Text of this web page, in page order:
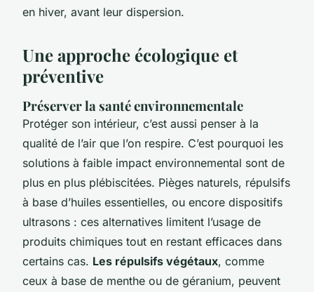
en hiver, avant leur dispersion.
Une approche écologique et
préventive
Préserver la santé environnementale
Protéger son intérieur, c’est aussi penser à la
qualité de l’air que l’on respire. C’est pourquoi les
solutions à faible impact environnemental sont de
plus en plus plébiscitées. Pièges naturels, répulsifs
à base d’huiles essentielles, ou encore dispositifs
ultrasons : ces alternatives limitent l’usage de
produits chimiques tout en restant efficaces dans
certains cas. Les répulsifs végétaux, comme
ceux à base de menthe ou de géranium, peuvent